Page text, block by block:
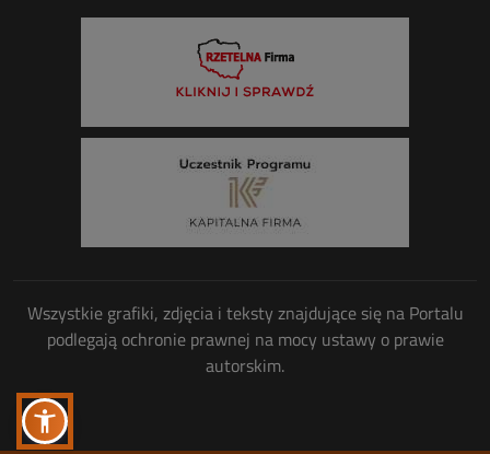
Wszystkie grafiki, zdjęcia i teksty znajdujące się na Portalu
podlegają ochronie prawnej na mocy ustawy o prawie
autorskim.